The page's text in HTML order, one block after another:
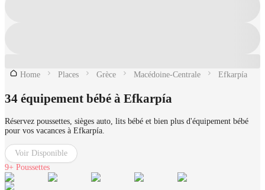
Home Places Grèce Macédoine-Centrale Efkarpía
34 équipement bébé à Efkarpía
Réservez poussettes, sièges auto, lits bébé et bien plus d'équipement bébé
pour vos vacances à Efkarpía.
Voir Disponible
9+ Poussettes